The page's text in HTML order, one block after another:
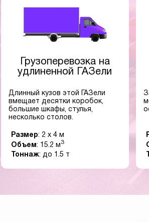
Грузоперевозка на
удлиненной ГАЗели
Длинный кузов этой ГАЗели
вмещает десятки коробок,
большие шкафы, стулья,
несколько столов.
Размер: 2 x 4 м
Объем: 15.2 м 3
Тоннаж: до 1.5 т